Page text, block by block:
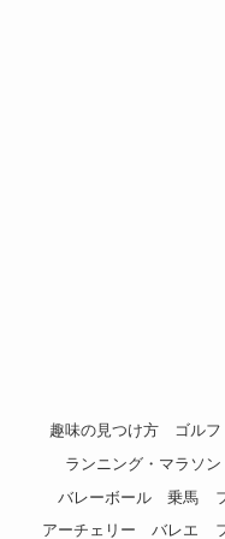
趣味の見つけ方 ゴルフ
ランニング・マラソン
バレーボール
乗馬
アーチェリー
バレエ